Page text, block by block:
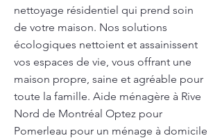
nettoyage résidentiel qui prend soin
de votre maison. Nos solutions
écologiques nettoient et assainissent
vos espaces de vie, vous offrant une
maison propre, saine et agréable pour
toute la famille. Aide ménagère à Rive
Nord de Montréal Optez pour
Pomerleau pour un ménage à domicile